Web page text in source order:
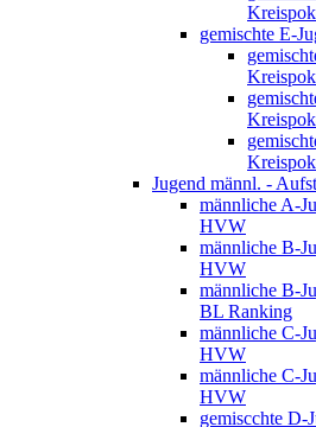
gemischte E-
Jugend männl. -
männliche A-
HVW
männliche B-
HVW
männliche B-
BL Ranking
männliche C-
HVW
männliche C-
HVW
gemiscchte D-